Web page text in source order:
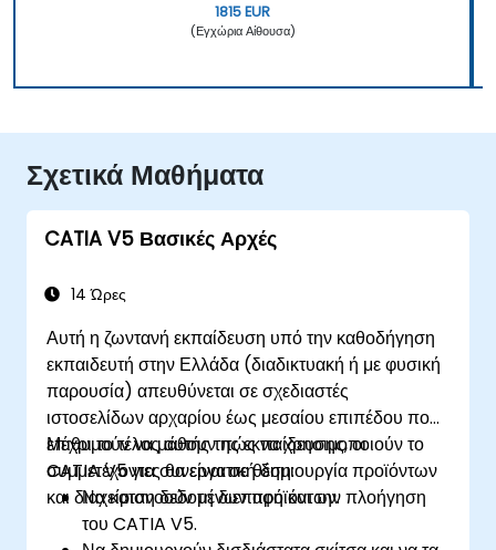
1815 EUR
(Εγχώρια Αίθουσα)
Σχετικά Μαθήματα
CATIA V5 Βασικές Αρχές
14 Ώρες
Αυτή η ζωντανή εκπαίδευση υπό την καθοδήγηση
εκπαιδευτή στην Ελλάδα (διαδικτυακή ή με φυσική
παρουσία) απευθύνεται σε σχεδιαστές
ιστοσελίδων αρχαρίου έως μεσαίου επιπέδου που
επιθυμούν να μάθουν πώς να χρησιμοποιούν το
CATIA V5 για συνεργατική δημιουργία προϊόντων
και διαχείριση δεδομένων προϊόντων.
Μέχρι το τέλος αυτής της εκπαίδευσης, οι
συμμετέχοντες θα είναι σε θέση:
Να κατανοούν τη διεπαφή και την πλοήγηση
του CATIA V5.